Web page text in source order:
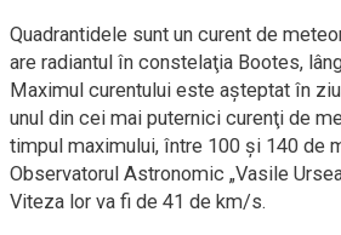
Quadrantidele sunt un curent de
are radiantul în constelaţia Bootes,
Maximul curentului este așteptat în
unul din cei mai puternici curenţi de
timpul maximului, între 100 şi 140 de
Observatorul Astronomic „Vasile
Viteza lor va fi de 41 de km/s.